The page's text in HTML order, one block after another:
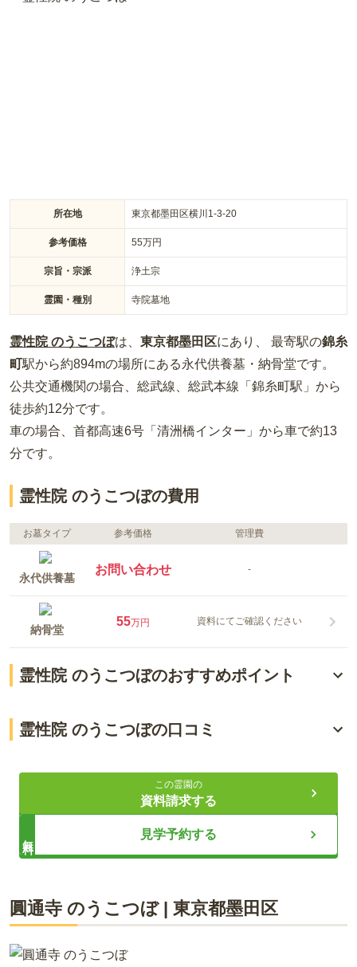
「東あずま駅」「亀戸水神駅」の2駅からアクセスできます。
所在地 東京都墨田区横川1-3-20
参考価格 55万円
宗旨・宗派 浄土宗
霊園・種別 寺院墓地
霊性院 のうこつぼは、 東京都墨田区にあり、 最寄駅の錦糸
町駅から約894mの場所にある永代供養墓・納骨堂です。
公共交通機関の場合 、総武線、総武本線「錦糸町駅」から
徒歩約12分です。
車の場合 、首都高速6号「清洲橋インター」から車で約13
分です。
霊性院 のうこつぼの費用
お墓タイプ 参考価格 管理費
永代供養墓
お問い合わせ -
納骨堂
55万円 資料にてご確認ください
霊性院 のうこつぼのおすすめポイント
一室ずつ納骨室が分かれた集合型のお墓
契約後も安心のサポート
ライフドット編集部
昼夜を問わず景観が良く、境内から東京スカイツリーも望めま
す。「のうこつぼ」はマンションのようなシンプルなデザイン
です。後継者のいない方でも無縁仏にならず仲間と一緒に供養
して貰えます。永代使用料70万円からという価格設定も良心的
霊性院 のうこつぼの口コミ
20代・男性
とても良い。サービスもしっかりしており、内容も充実して
おります。アクセスも良い。ストレスがないためそこを重視
口コミをすべて見る（
この霊園の
資料請求する
見学予約する
圓通寺 のうこつぼ| 東京都墨田区